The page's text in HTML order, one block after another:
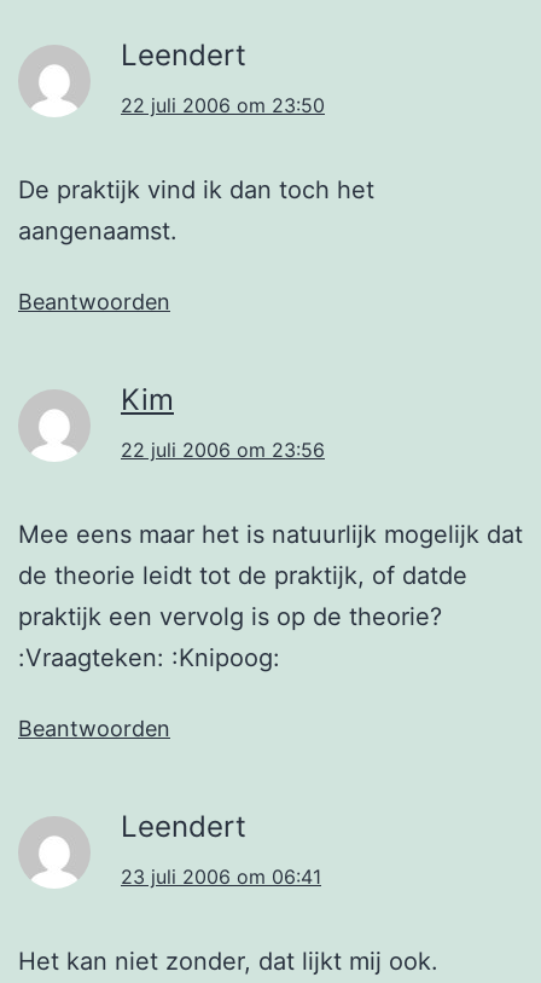
Leendert
22 juli 2006 om 23:50
De praktijk vind ik dan toch het
aangenaamst.
Beantwoorden
Kim
22 juli 2006 om 23:56
Mee eens maar het is natuurlijk mogelijk dat
de theorie leidt tot de praktijk, of datde
praktijk een vervolg is op de theorie?
:Vraagteken: :Knipoog:
Beantwoorden
Leendert
23 juli 2006 om 06:41
Het kan niet zonder, dat lijkt mij ook.